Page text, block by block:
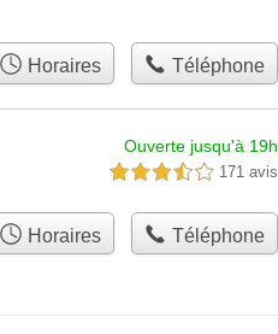
Horaires Téléphone
Ouverte jusqu'à 19h
3,5 étoiles sur 5 171 avis
Horaires Téléphone